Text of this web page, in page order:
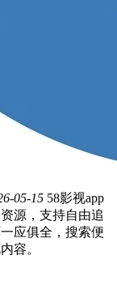
05-15 58影视app
源，支持自由追
应俱全，搜索便
容。